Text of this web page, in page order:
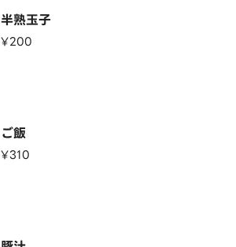
半熟玉子
¥200
ご飯
¥310